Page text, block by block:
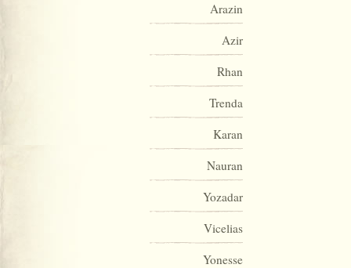
Arazin
Azir
Rhan
Trenda
Karan
Nauran
Yozadar
Vicelias
Yonesse